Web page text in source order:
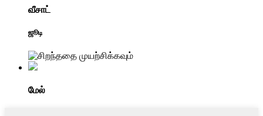
வீசாட்
ஜூடி
மேல்